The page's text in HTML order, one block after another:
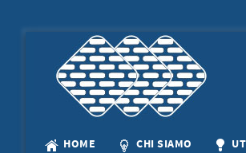
HOME CHI SIAMO